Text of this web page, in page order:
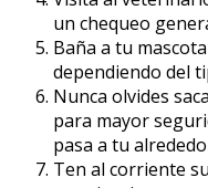
un chequeo
Baña a tu
dependiendo del
Nunca olvides
para mayor
pasa a tu
Ten al corriente